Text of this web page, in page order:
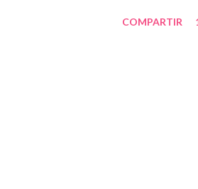
els nens.
de vista el
COMPARTIR